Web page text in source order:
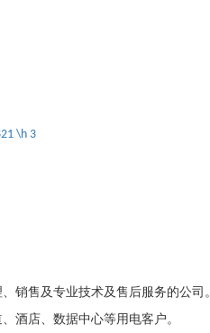
\h 3
销售及专业技术及售后服务的公司。
酒店、数据中心等用电客户。